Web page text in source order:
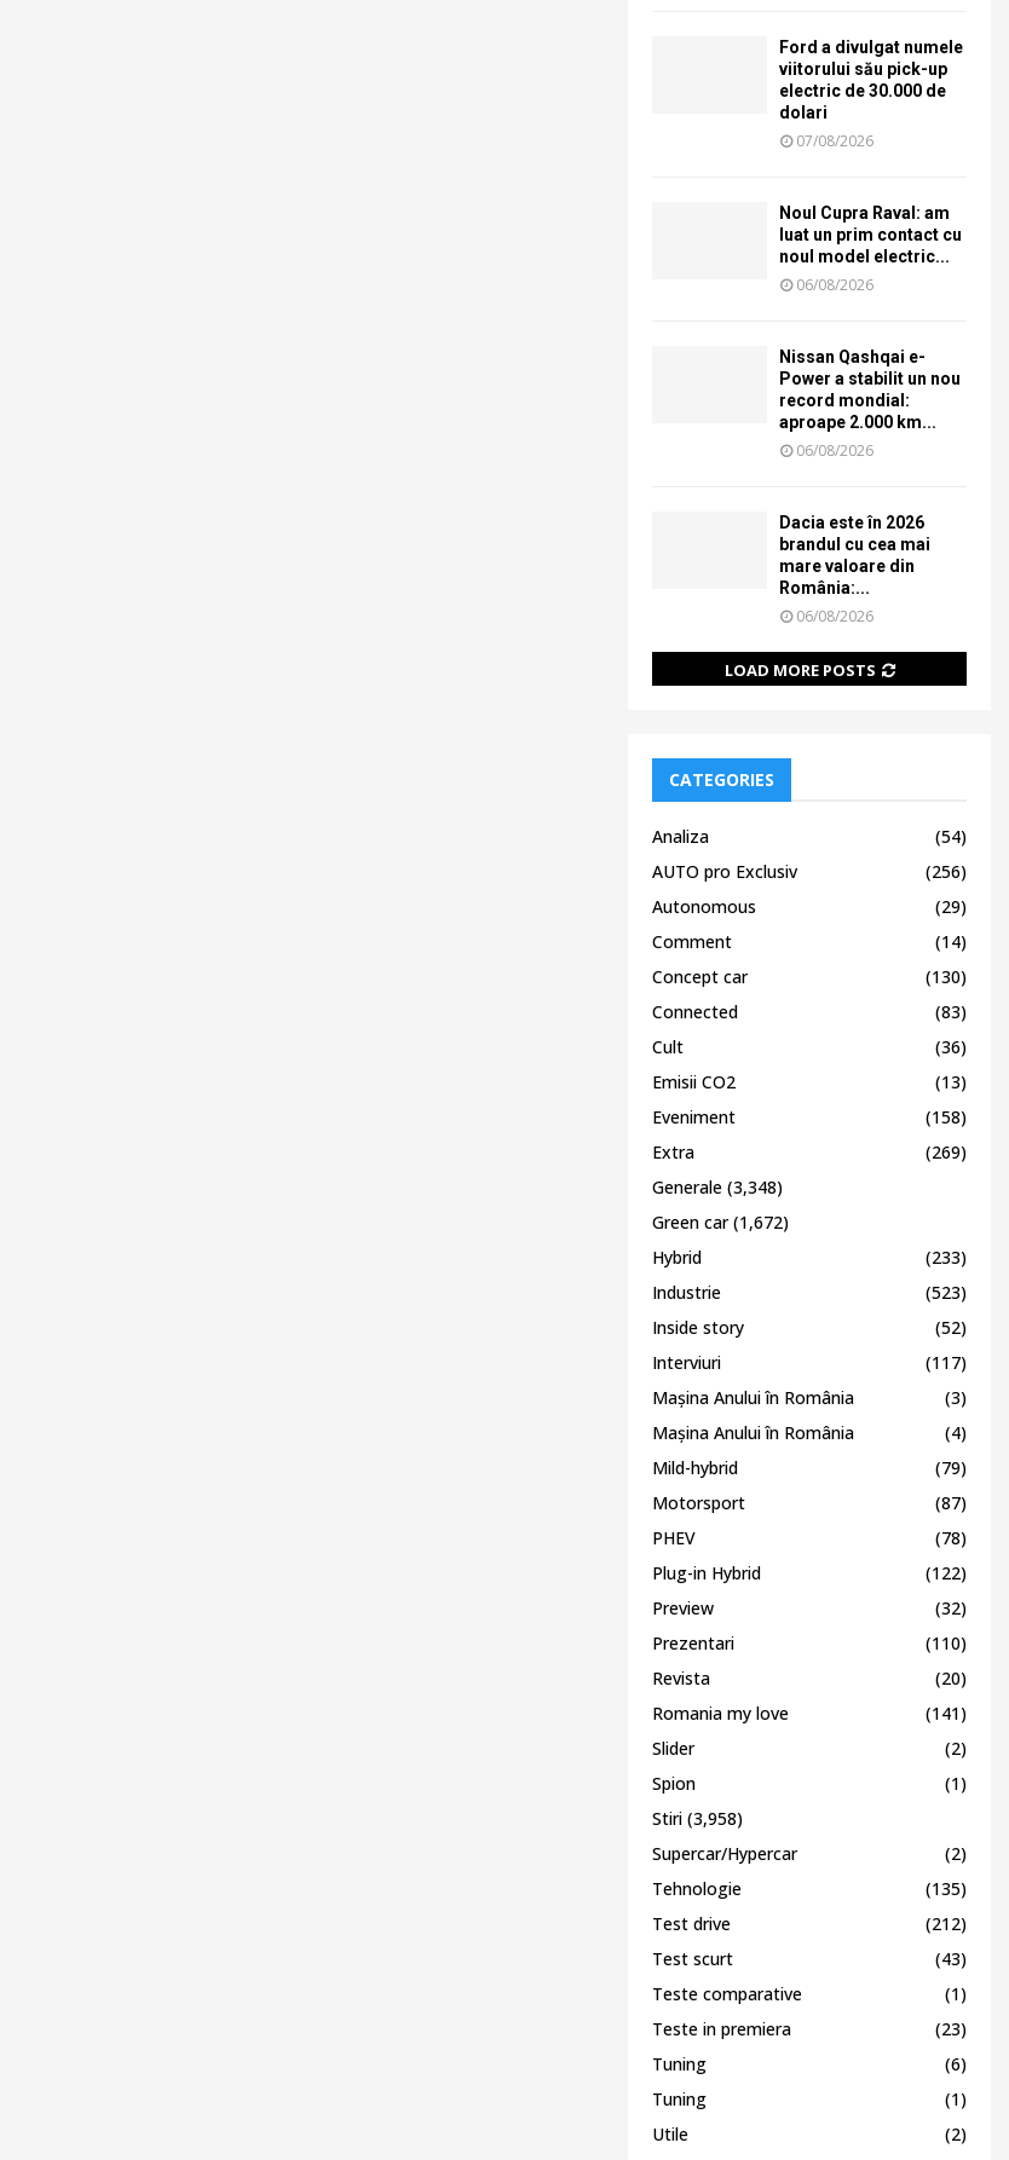
Ford a divulgat numele
viitorului său pick-up
electric de 30.000 de
dolari
07/08/2026
Noul Cupra Raval: am
luat un prim contact cu
noul model electric...
06/08/2026
Nissan Qashqai e-
Power a stabilit un nou
record mondial:
aproape 2.000 km...
06/08/2026
Dacia este în 2026
brandul cu cea mai
mare valoare din
România:...
06/08/2026
LOAD MORE POSTS
CATEGORIES
Analiza
(54)
AUTO pro Exclusiv
(256)
Autonomous
(29)
Comment
(14)
Concept car
(130)
Connected
(83)
Cult
(36)
Emisii CO2
(13)
Eveniment
(158)
Extra
(269)
Generale (3,348)
Green car(1,672)
Hybrid
(233)
Industrie
(523)
Inside story
(52)
Interviuri
(117)
Mașina Anului în România
(3)
Mașina Anului în România
(4)
Mild-hybrid
(79)
Motorsport
(87)
PHEV
(78)
Plug-in Hybrid
(122)
Preview
(32)
Prezentari
(110)
Revista
(20)
Romania my love
(141)
Slider
(2)
Spion
(1)
Stiri (3,958)
Supercar/Hypercar
(2)
Tehnologie
(135)
Test drive
(212)
Test scurt
(43)
Teste comparative
(1)
Teste in premiera
(23)
Tuning
(6)
Tuning
(1)
Utile
(2)